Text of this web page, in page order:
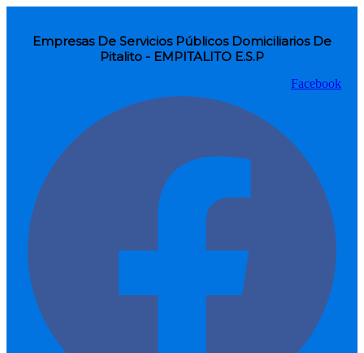
Empresas De Servicios Públicos Domiciliarios De
Pitalito - EMPITALITO E.S.P
Facebook